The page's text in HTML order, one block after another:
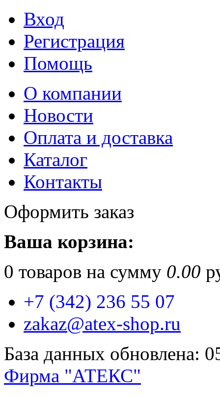
Вход
Регистрация
Помощь
О компании
Новости
Оплата и доставка
Каталог
Контакты
Оформить заказ
Ваша корзина:
0 товаров на сумму 0.00
+7 (342) 236 55 07
zakaz@atex-shop.ru
База данных обновлена:
Фирма "АТЕКС"